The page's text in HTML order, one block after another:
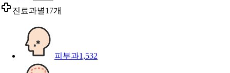
진료과별17개
피부과1,532